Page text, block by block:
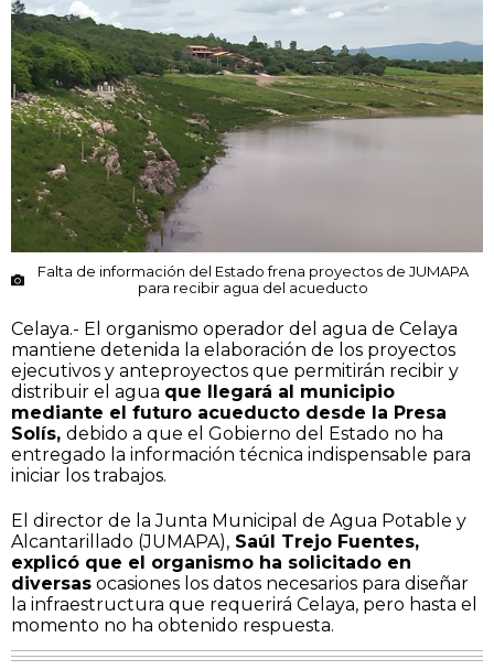
Falta de información del Estado frena proyectos de JUMAPA
para recibir agua del acueducto
Celaya.- El organismo operador del agua de Celaya
mantiene detenida la elaboración de los proyectos
ejecutivos y anteproyectos que permitirán recibir y
distribuir el agua que llegará al municipio
mediante el futuro acueducto desde la Presa
Solís, debido a que el Gobierno del Estado no ha
entregado la información técnica indispensable para
iniciar los trabajos.
El director de la Junta Municipal de Agua Potable y
Alcantarillado (JUMAPA), Saúl Trejo Fuentes,
explicó que el organismo ha solicitado en
diversas ocasiones los datos necesarios para diseñar
la infraestructura que requerirá Celaya, pero hasta el
momento no ha obtenido respuesta.